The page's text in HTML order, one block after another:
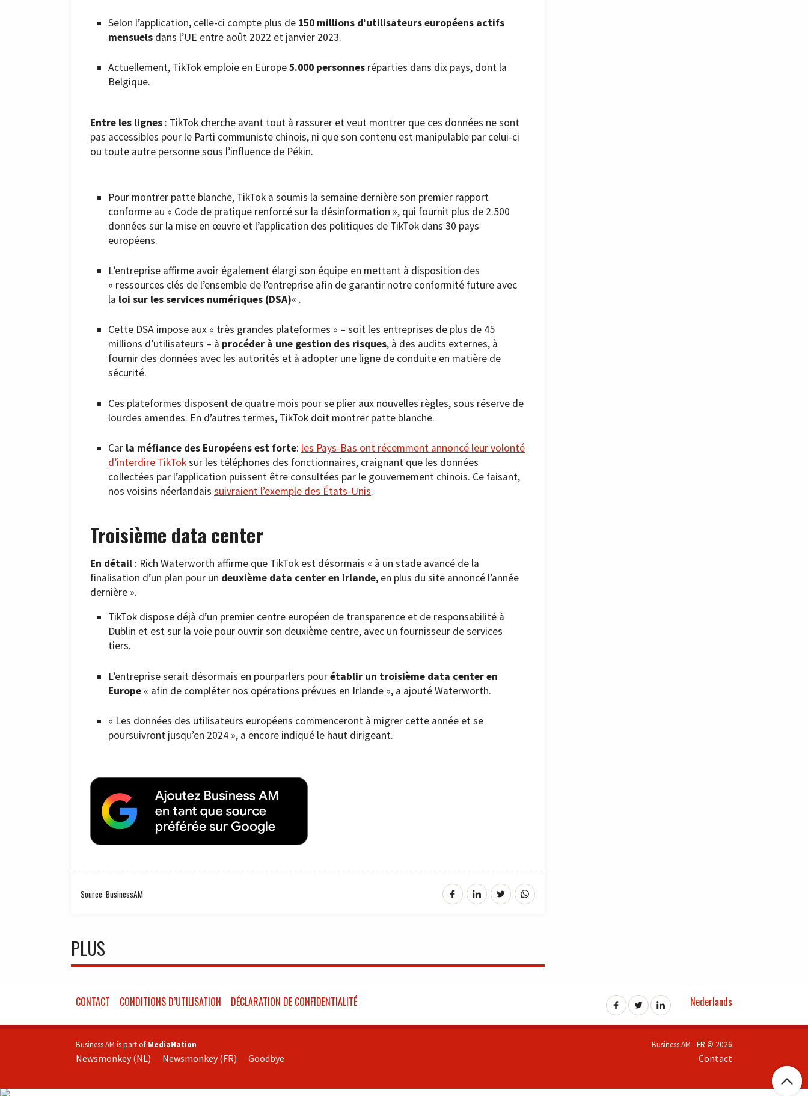
Selon l’application, celle-ci compte plus de 150 millions d‘utilisateurs européens actifs
mensuels dans l’UE entre août 2022 et janvier 2023.
Actuellement, TikTok emploie en Europe5.000 personnes réparties dans dix pays, dont la
Belgique.
Entre les lignes : TikTok cherche avant tout à rassurer et veut montrer que ces données ne sont
pas accessibles pour le Parti communiste chinois, ni que son contenu est manipulable par celui-ci
ou toute autre personne sous l’influence de Pékin.
Pour montrer patte blanche, TikTok a soumis la semaine dernière son premier rapport
conforme au « Code de pratique renforcé sur la désinformation », qui fournit plus de 2.500
données sur la mise en œuvre et l’application des politiques de TikTok dans 30 pays
européens.
L’entreprise affirme avoir également élargi son équipe en mettant à disposition des
« ressources clés de l’ensemble de l’entreprise afin de garantir notre conformité future avec
la loi sur les services numériques (DSA)« .
Cette DSA impose aux « très grandes plateformes » – soit les entreprises de plus de 45
millions d’utilisateurs – à procéder à une gestion des risques, à des audits externes, à
fournir des données avec les autorités et à adopter une ligne de conduite en matière de
sécurité.
Ces plateformes disposent de quatre mois pour se plier aux nouvelles règles, sous réserve de
lourdes amendes. En d’autres termes, TikTok doit montrer patte blanche.
Car la méfiance des Européens est forte: les Pays-Bas ont récemment annoncé leur volonté
d’interdire TikToksur les téléphones des fonctionnaires, craignant que les données
collectées par l’application puissent être consultées par le gouvernement chinois. Ce faisant,
nos voisins néerlandais suivraient l’exemple des États-Unis.
Troisième data center
En détail : Rich Waterworth affirme que TikTok est désormais « à un stade avancé de la
finalisation d’un plan pour un deuxième data center en Irlande, en plus du site annoncé l’année
dernière ».
TikTok dispose déjà d’un premier centre européen de transparence et de responsabilité à
Dublin et est sur la voie pour ouvrir son deuxième centre, avec un fournisseur de services
tiers.
L’entreprise serait désormais en pourparlers pourétablir un troisième data center en
Europe « afin de compléter nos opérations prévues en Irlande », a ajouté Waterworth.
« Les données des utilisateurs européens commenceront à migrer cette année et se
poursuivront jusqu’en 2024 », a encore indiqué le haut dirigeant.
Source: BusinessAM
PLUS

CONTACT CONDITIONS D’UTILISATION DÉCLARATION DE CONFIDENTIALITÉ Nederlands
Business AM is part of MediaNation
Newsmonkey (NL) Newsmonkey (FR) Goodbye
Business AM - FR © 2026
Contact